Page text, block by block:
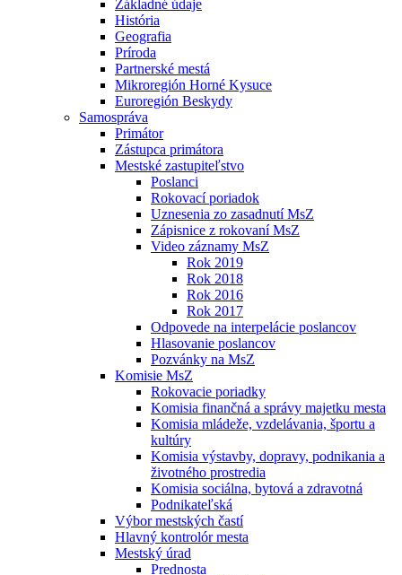
Základné údaje
História
Geografia
Príroda
Partnerské mestá
Mikroregión Horné Kysuce
Euroregión Beskydy
Samospráva
Primátor
Zástupca primátora
Mestské zastupiteľstvo
Poslanci
Rokovací poriadok
Uznesenia zo zasadnutí MsZ
Zápisnice z rokovaní MsZ
Video záznamy MsZ
Rok 2019
Rok 2018
Rok 2016
Rok 2017
Odpovede na interpelácie poslancov
Hlasovanie poslancov
Pozvánky na MsZ
Komisie MsZ
Rokovacie poriadky
Komisia finančná a správy majetku mesta
Komisia mládeže, vzdelávania, športu a
kultúry
Komisia výstavby, dopravy, podnikania a
životného prostredia
Komisia sociálna, bytová a zdravotná
Podnikateľská
Výbor mestských častí
Hlavný kontrolór mesta
Mestský úrad
Prednosta